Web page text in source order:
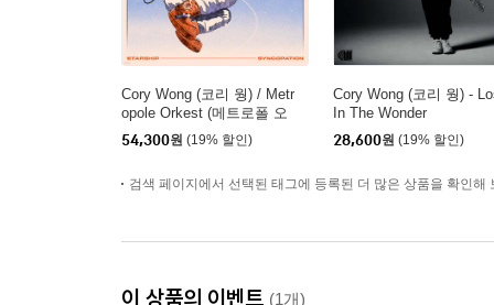
Cory Wong (코리 웡) / Metr
opole Orkest (메트로폴 오
케스트라) - Starship Synco
pation with the Metropole O
54,300원 (19% 할인)
Cory Wong (코리 웡) -
In The Wonder
28,600원 (19% 할인)
검색 페이지에서 선택된 태그에 등록된 더 많은 상품을 확인해
이 상품의 이벤트 (1개)